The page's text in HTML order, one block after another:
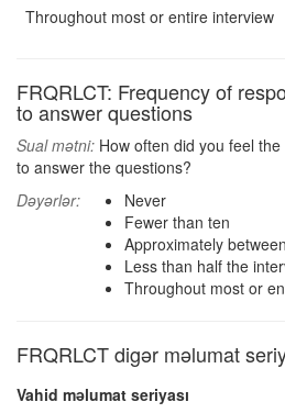
Throughout most or entire interview
FRQRLCT: Frequency of
to answer questions
Sual mətni: How often did you feel
to answer the questions?
Dəyərlər:
Never
Fewer than ten
Approximately
Less than half the
Throughout most or
FRQRLCT digər məlumat
Vahid məlumat seriyası